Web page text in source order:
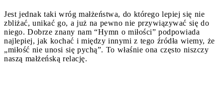
Jest jednak taki wróg małżeństwa, do którego lepiej się nie
zbliżać, unikać go, a już na pewno nie przywiązywać się do
niego. Dobrze znany nam “Hymn o miłości” podpowiada
najlepiej, jak kochać i między innymi z tego źródła wiemy, że
„miłość nie unosi się pychą”. To właśnie ona często niszczy
naszą małżeńską relację.